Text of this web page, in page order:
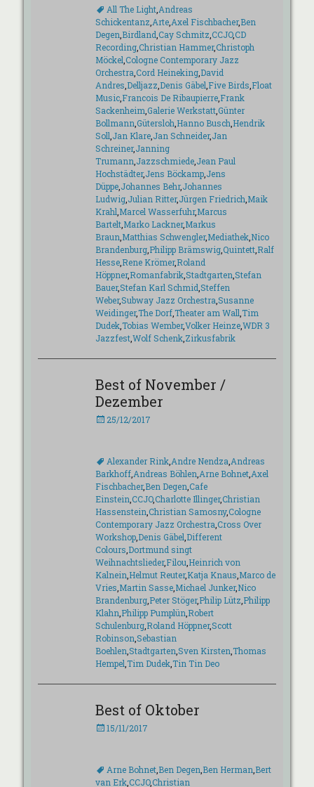
Schlagworte
All The Light, Andreas
Schickentanz Arte, Axel Fischbacher,Ben
Degen Birdland Cay Schmitz CCJO,CD
Recording,Christian Hammer,Christoph
Möckel Cologne Contemporary Jazz
Orchestra Cord Heineking, David
Andres Delljazz Denis Gäbel Five Birds Float
Music, Francois De Ribaupierre, Frank
Sackenheim Galerie Werkstatt,Günter
Bollmann Gütersloh Hanno Busch Hendrik
Soll Jan Klare, Jan Schneider,Jan
Schreiner,Janning
Trumann Jazzschmiede, Jean Paul
Hochstädter,Jens Böckamp, Jens
Düppe, Johannes Behr,Johannes
Ludwig, Julian Ritter,Jürgen Friedrich Maik
Krahl Marcel Wasserfuhr,Marcus
Bartelt, Marko Lackner,Markus
Braun Matthias Schwengler,Mediathek, Nico
Brandenburg, Philipp Brämswig,Quintett, Ralf
Hesse, Rene Krömer,Roland
Höppner,Romanfabrik,Stadtgarten Stefan
Bauer,Stefan Karl Schmid Steffen
Weber,Subway Jazz Orchestra Susanne
Weidinger,The Dorf,Theater am Wall Tim
Dudek,Tobias Wember,Volker Heinze,WDR 3
Jazzfest,Wolf Schenk, Zirkusfabrik
Best of November /
Dezember
Veröffentlicht
25/12/2017
Schlagworte
Alexander Rink, Andre Nendza Andreas
Barkhoff, Andreas Böhlen Arne Bohnet, Axel
Fischbacher,Ben Degen Cafe
Einstein CCJO,Charlotte Illinger,Christian
Hassenstein Christian Samosny,Cologne
Contemporary Jazz Orchestra Cross Over
Workshop, Denis Gäbel Different
Colours Dortmund singt
Weihnachtslieder,Filou Heinrich von
Kalnein Helmut Reuter,Katja Knaus Marco de
Vries Martin Sasse, Michael Junker,Nico
Brandenburg, Peter Stöger,Philip Lütz Philipp
Klahn Philipp Pumplün Robert
Schulenburg, Roland Höppner,Scott
Robinson Sebastian
Boehlen Stadtgarten Sven Kirsten Thomas
Hempel Tim Dudek,Tin Tin Deo
Best of Oktober
Veröffentlicht
15/11/2017
Schlagworte
Arne Bohnet, Ben Degen Ben Herman Bert
van Erk,CCJO,Christian